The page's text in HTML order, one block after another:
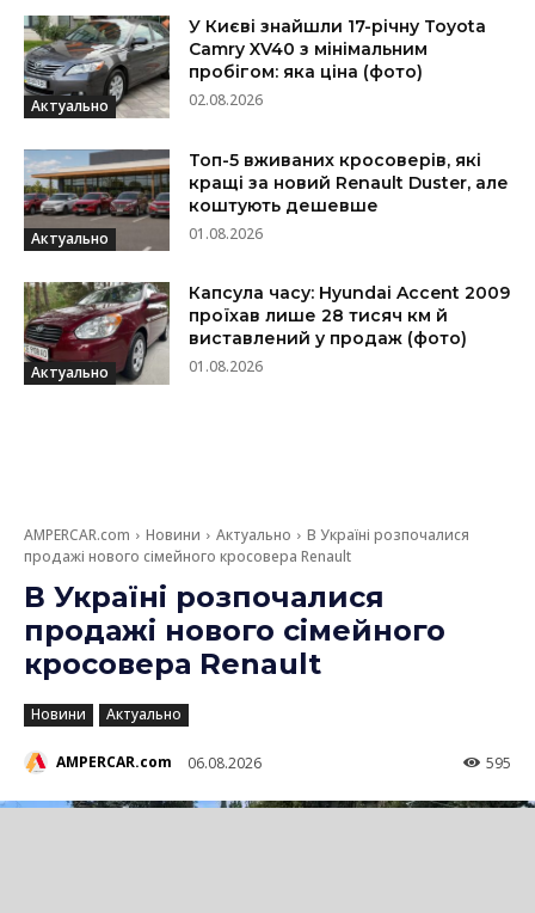
Актуально
У Києві знайшли 17-річну Toyota
Camry XV40 з мінімальним
пробігом: яка ціна (фото)
02.08.2026
Актуально
Топ-5 вживаних кросоверів, які
кращі за новий Renault Duster, але
коштують дешевше
01.08.2026
Актуально
Капсула часу: Hyundai Accent 2009
проїхав лише 28 тисяч км й
виставлений у продаж (фото)
01.08.2026